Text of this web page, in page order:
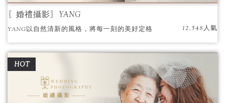
〖婚禮攝影〗YANG
YANG以自然清新的風格，將每一刻的美好定格
12,548人氣
HOT